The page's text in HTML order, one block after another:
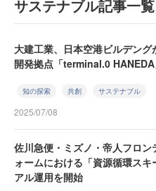
サステナブル記事一覧
大建工業、日本空港ビルデング
開発拠点「terminal.0
知の探索 共創 サステナブル
2025/07/08
佐川急便・ミズノ・帝人フロン
ォームにおける「資源循環スキ
アル運用を開始